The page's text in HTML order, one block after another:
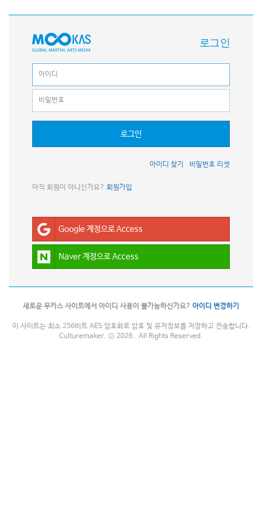
로그인
로그인
비밀번호 리셋
아이디 찾기
아직 회원이 아니신가요? 회원가입
Google 계정으로 Access
Naver 계정으로 Access
새로운 무카스 사이트에서 아이디 사용이 불가능하신가요? 아이디 변경하기
이 사이트는 최소 256비트 AES 암호화로 암호 및 유저정보를 저장하고 전송합니다.
Culturemaker. © 2026 . All Rights Reserved.